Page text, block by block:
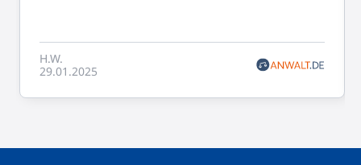
H.W.
29.01.2025